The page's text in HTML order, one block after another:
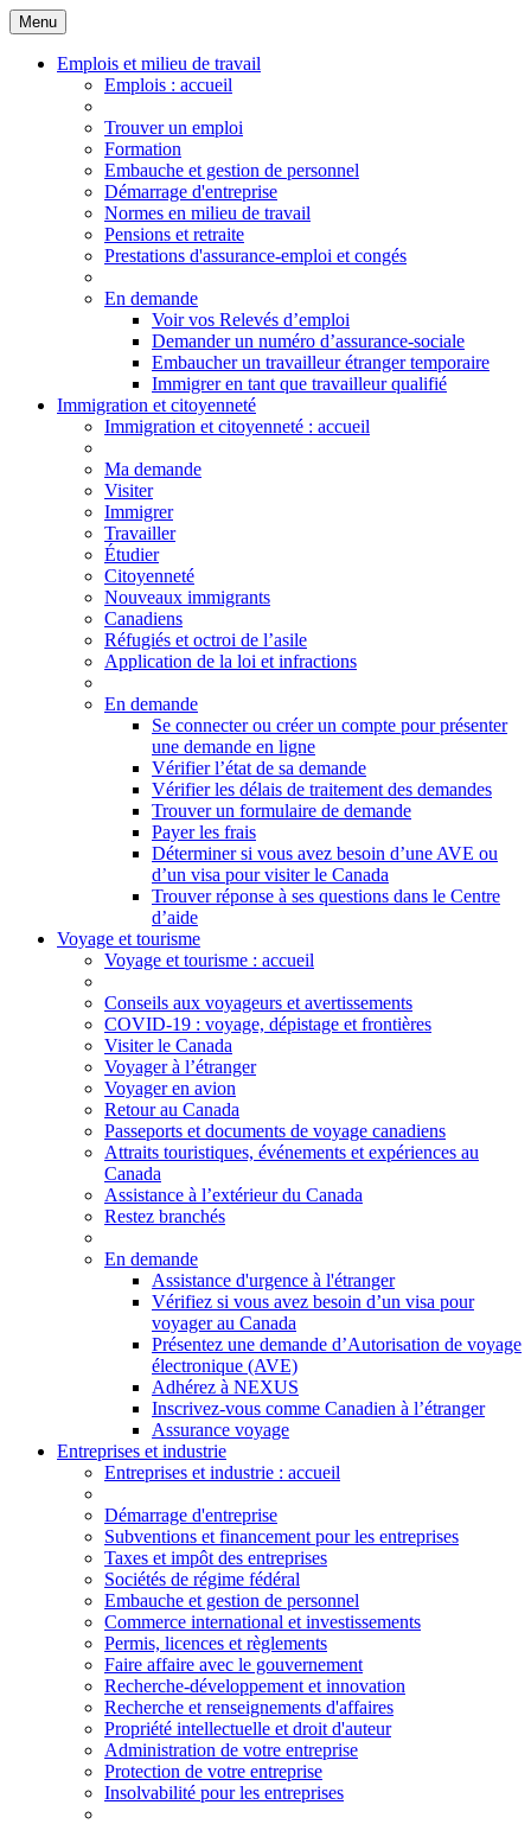
Menu
Principales
Menu
Emplois et milieu de travail
Emplois : accueil
Trouver un emploi
Formation
Embauche et gestion de personnel
Démarrage d'entreprise
Normes en milieu de travail
Pensions et retraite
Prestations d'assurance-emploi et congés
En demande
Voir vos Relevés d’emploi
Demander un numéro d’assurance-sociale
Embaucher un travailleur étranger temporaire
Immigrer en tant que travailleur qualifié
Immigration et citoyenneté
Immigration et citoyenneté : accueil
Ma demande
Visiter
Immigrer
Travailler
Étudier
Citoyenneté
Nouveaux immigrants
Canadiens
Réfugiés et octroi de l’asile
Application de la loi et infractions
En demande
Se connecter ou créer un compte pour présenter
une demande en ligne
Vérifier l’état de sa demande
Vérifier les délais de traitement des demandes
Trouver un formulaire de demande
Payer les frais
Déterminer si vous avez besoin d’une AVE ou
d’un visa pour visiter le Canada
Trouver réponse à ses questions dans le Centre
d’aide
Voyage et tourisme
Voyage et tourisme : accueil
Conseils aux voyageurs et avertissements
COVID-19 : voyage, dépistage et frontières
Visiter le Canada
Voyager à l’étranger
Voyager en avion
Retour au Canada
Passeports et documents de voyage canadiens
Attraits touristiques, événements et expériences au
Canada
Assistance à l’extérieur du Canada
Restez branchés
En demande
Assistance d'urgence à l'étranger
Vérifiez si vous avez besoin d’un visa pour
voyager au Canada
Présentez une demande d’Autorisation de voyage
électronique (AVE)
Adhérez à NEXUS
Inscrivez-vous comme Canadien à l’étranger
Assurance voyage
Entreprises et industrie
Entreprises et industrie : accueil
Démarrage d'entreprise
Subventions et financement pour les entreprises
Taxes et impôt des entreprises
Sociétés de régime fédéral
Embauche et gestion de personnel
Commerce international et investissements
Permis, licences et règlements
Faire affaire avec le gouvernement
Recherche-développement et innovation
Recherche et renseignements d'affaires
Propriété intellectuelle et droit d'auteur
Administration de votre entreprise
Protection de votre entreprise
Insolvabilité pour les entreprises